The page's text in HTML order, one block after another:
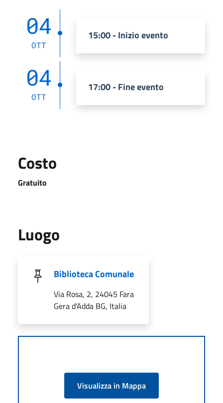
04
OTT
15:00 - Inizio evento
04
OTT
17:00 - Fine evento
Costo
Gratuito
Luogo
Biblioteca Comunale
Via Rosa, 2, 24045 Fara
Gera d'Adda BG, Italia
Visualizza in Mappa